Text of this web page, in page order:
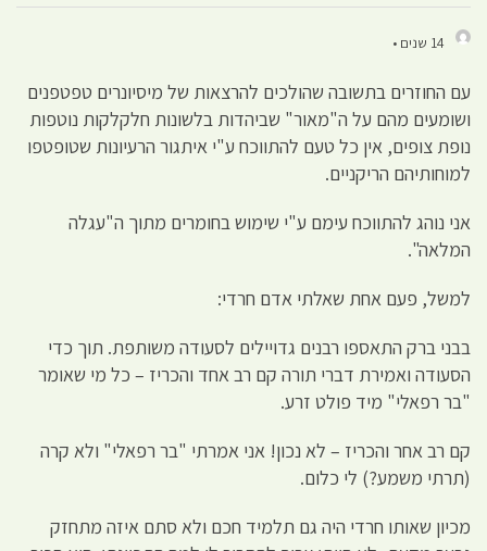
14 שנים •
עם החוזרים בתשובה שהולכים להרצאות של מיסיונרים טפטפנים
ושומעים מהם על ה"מאור" שביהדות בלשונות חלקלקות נוטפות
נופת צופים, אין כל טעם להתווכח ע"י איתגור הרעיונות שטופטפו
למוחותיהם הריקניים.
אני נוהג להתווכח עימם ע"י שימוש בחומרים מתוך ה"עגלה
המלאה".
למשל, פעם אחת שאלתי אדם חרדי:
בבני ברק התאספו רבנים גדויילים לסעודה משותפת. תוך כדי
הסעודה ואמירת דברי תורה קם רב אחד והכריז – כל מי שאומר
"בר רפאלי" מיד פולט זרע.
קם רב אחר והכריז – לא נכון! אני אמרתי "בר רפאלי" ולא קרה
(תרתי משמע?) לי כלום.
מכיון שאותו חרדי היה גם תלמיד חכם ולא סתם איזה מתחזק